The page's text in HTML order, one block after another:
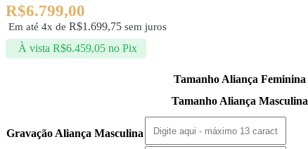
R$6.799,00
Em até 4x de R$1.699,75 sem juros
À vista R$6.459,05 no Pix
Tamanho Aliança Feminina
Tamanho Aliança Masculina
Gravação Aliança Masculina